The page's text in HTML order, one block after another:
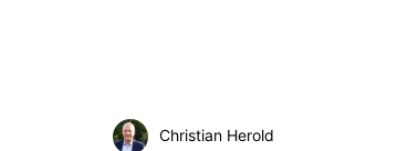
Christian Herold